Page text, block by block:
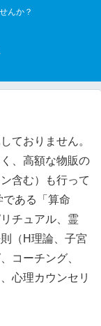
んか？
ておりません。
、高額な物販の
含む）も行って
ある「算命
チュアル、霊
（H理論、子宮
コーチング、
心理カウンセリ